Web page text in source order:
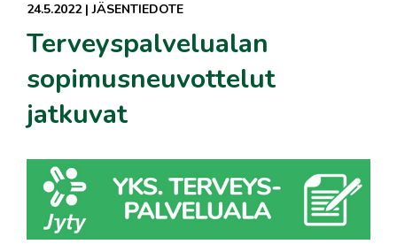
24.5.2022|JÄSENTIEDOTE
Terveyspalvelualan
sopimusneuvottelut
jatkuvat